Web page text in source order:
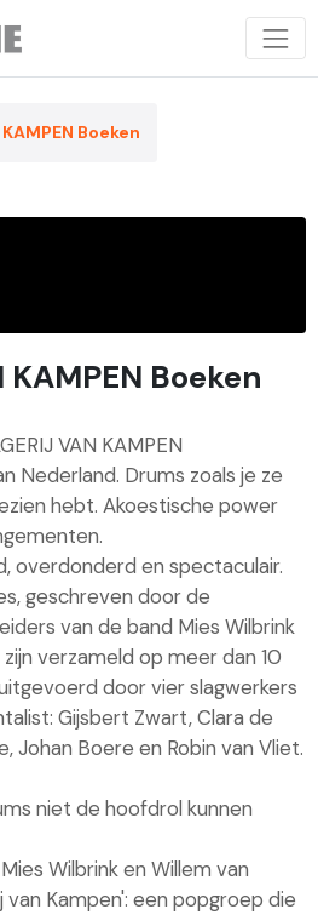
KAMPEN Boeken
KAMPEN Boeken
VAN KAMPEN
Nederland. Drums zoals je ze
hebt. Akoestische power
overdonderd en spectaculair.
geschreven door de
van de band Mies Wilbrink
zijn verzameld op meer dan 10
door vier slagwerkers
Gijsbert Zwart, Clara de
Johan Boere en Robin van Vliet.
niet de hoofdrol kunnen
Wilbrink en Willem van
van Kampen': een popgroep die